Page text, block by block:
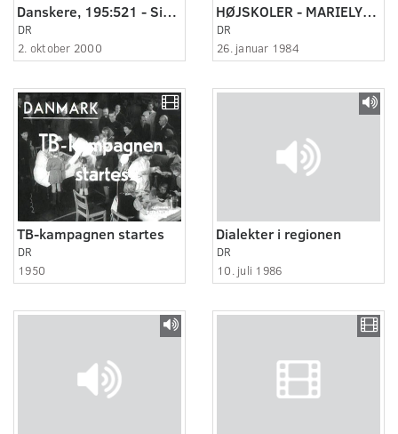
Danskere, 195:521 - Simon har fødselsdag.
DR
2. oktober 2000
HØJSKOLER - MARIELYST, 1984
DR
26. januar 1984
TB-kampagnen startes
DR
1950
Dialekter i regionen
DR
10. juli 1986